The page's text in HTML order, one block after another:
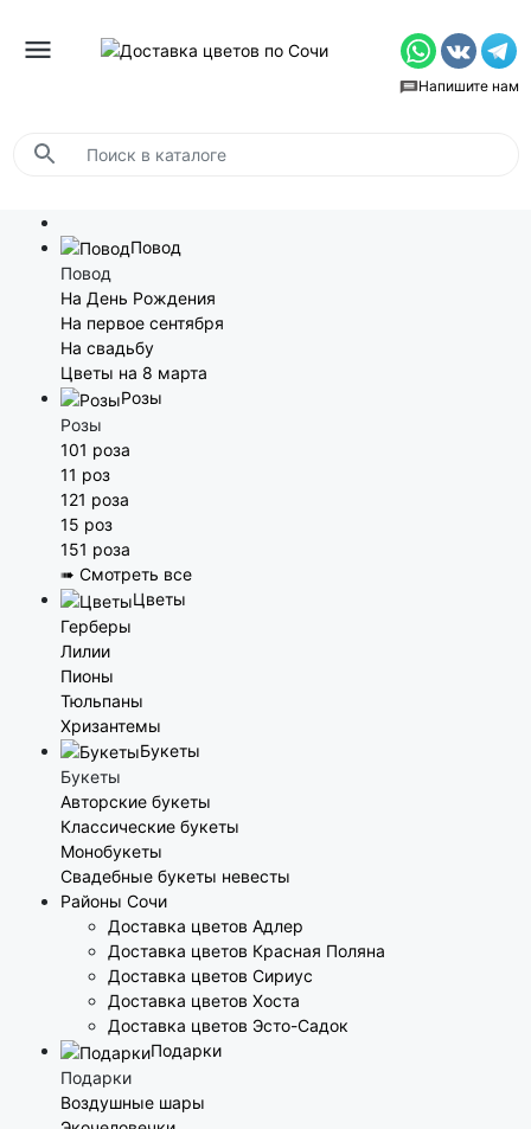
Напишите нам
Повод
Повод
На День Рождения
На первое сентября
На свадьбу
Цветы на 8 марта
Розы
Розы
101 роза
11 роз
121 роза
15 роз
151 роза
➠ Смотреть все
Цветы
Герберы
Лилии
Пионы
Тюльпаны
Хризантемы
Букеты
Букеты
Авторские букеты
Классические букеты
Монобукеты
Свадебные букеты невесты
Районы Сочи
Доставка цветов Адлер
Доставка цветов Красная Поляна
Доставка цветов Сириус
Доставка цветов Хоста
Доставка цветов Эсто-Садок
Подарки
Подарки
Воздушные шары